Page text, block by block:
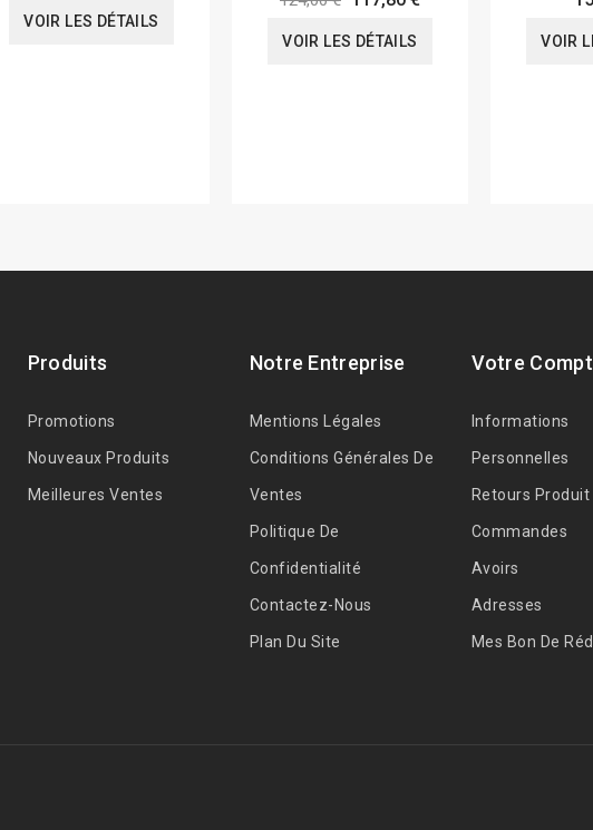
VOIR LES DÉTAILS
VOIR LES DÉTAILS VOIR
Produits
Promotions
Nouveaux Produits
Meilleures Ventes
Notre Entreprise
Mentions Légales
Conditions Générales De
Ventes
Politique De
Confidentialité
Contactez-Nous
Plan Du Site
Votre
Informations
Personnelles
Retours Produit
Commandes
Avoirs
Adresses
Mes Bon De